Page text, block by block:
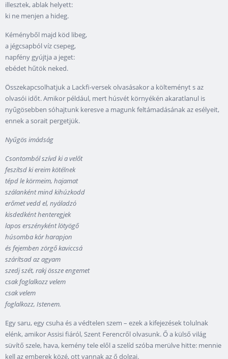
illesztek, ablak helyett:
ki ne menjen a hideg.
Kéményből majd köd libeg,
a jégcsapból víz csepeg,
napfény gyújtja a jeget:
ebédet hűtök neked.
Összekapcsolhatjuk a Lackfi-versek olvasásakor a költeményt s az
olvasói időt. Amikor például, mert húsvét környékén akaratlanul is
nyűgösebben sóhajtunk keresve a magunk feltámadásának az esélyeit,
ennek a sorait pergetjük.
Nyűgös imádság
Csontomból szívd ki a velőt
feszítsd ki ereim kötélnek
tépd le körmeim, hajamat
szálanként mind kihúzkodd
erőmet vedd el, nyáladzó
kisdedként henteregjek
lapos erszényként lötyögő
húsomba kór harapjon
és fejemben zörgő kaviccsá
szárítsad az agyam
szedj szét, rakj össze engemet
csak foglalkozz velem
csak velem
foglalkozz, Istenem.
Egy saru, egy csuha és a védtelen szem – ezek a kifejezések tolulnak
elénk, amikor Assisi fiáról, Szent Ferencről olvasunk. Ő a külső világ
süvítő szele, hava, kemény tele elől a szelíd szóba merülve hitte: mennie
kell az emberek közé, ott vannak az ő dolgai.